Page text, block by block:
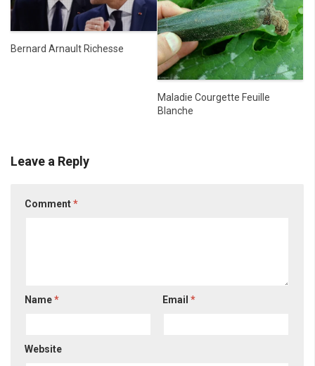
Bernard Arnault Richesse
Maladie Courgette Feuille
Blanche
Leave a Reply
Comment*
Name* Email*
Website